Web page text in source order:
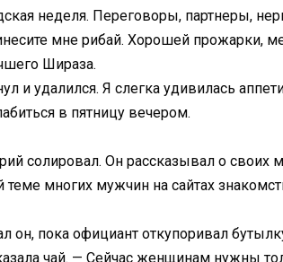
неделя. Переговоры, партнеры,
мне рибай. Хорошей прожарки,
Шираза.
и удалился. Я слегка удивилась
в пятницу вечером.
солировал. Он рассказывал о
многих мужчин на сайтах
пока официант откупоривал
чай. — Сейчас женщинам нужны